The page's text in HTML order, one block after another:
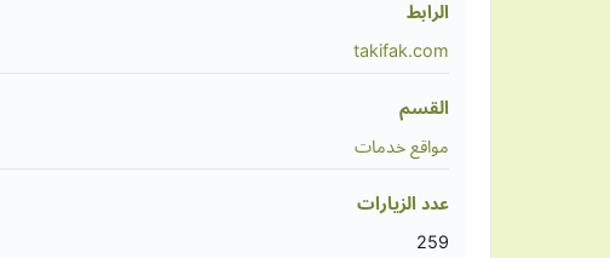
الرابط
takifak.com
القسم
مواقع خدمات
عدد الزيارات
259